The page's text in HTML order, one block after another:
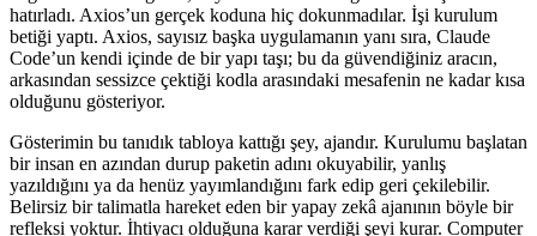
hatırladı. Axios’un gerçek koduna hiç dokunmadılar. İşi kurulum
betiği yaptı. Axios, sayısız başka uygulamanın yanı sıra, Claude
Code’un kendi içinde de bir yapı taşı; bu da güvendiğiniz aracın,
arkasından sessizce çektiği kodla arasındaki mesafenin ne kadar kısa
olduğunu gösteriyor.
Gösterimin bu tanıdık tabloya kattığı şey, ajandır. Kurulumu başlatan
bir insan en azından durup paketin adını okuyabilir, yanlış
yazıldığını ya da henüz yayımlandığını fark edip geri çekilebilir.
Belirsiz bir talimatla hareket eden bir yapay zekâ ajanının böyle bir
refleksi yoktur. İhtiyacı olduğuna karar verdiği şeyi kurar. Computer